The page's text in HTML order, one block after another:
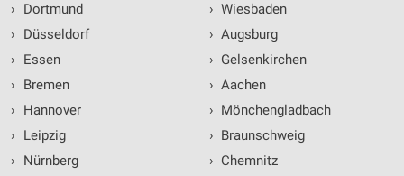
›
Dortmund
›
Düsseldorf
›
Essen
›
Bremen
›
Hannover
›
Leipzig
›
Nürnberg
› Wiesbaden
› Augsburg
› Gelsenkirchen
› Aachen
› Mönchengladbach
› Braunschweig
› Chemnitz